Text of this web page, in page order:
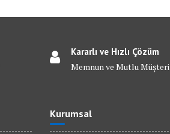
Kararlı ve Hızlı Çözüm
Memnun ve Mutlu Müşteri
Kurumsal